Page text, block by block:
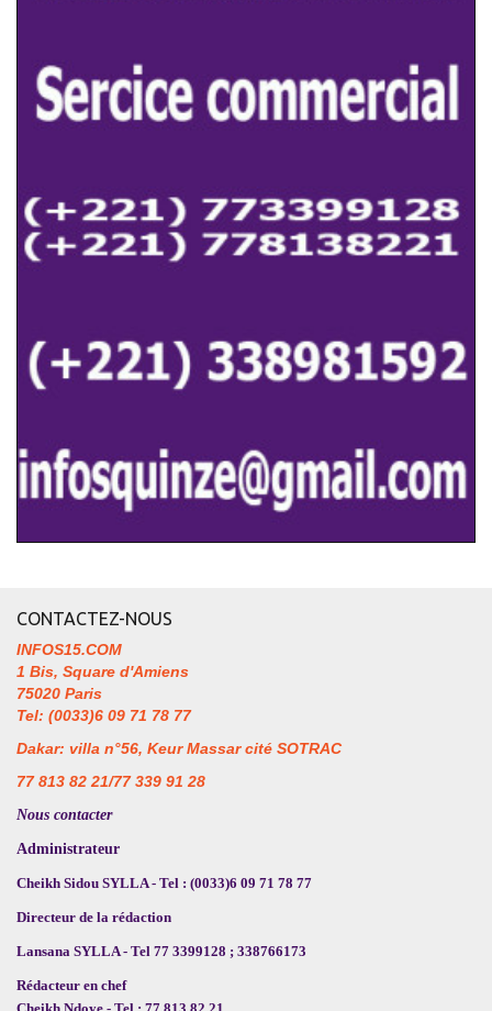
CONTACTEZ-NOUS
INFOS15.COM
1 Bis, Square d'Amiens
75020 Paris
Tel: (0033)6 09 71 78 77
Dakar: villa n°56, Keur Massar cité SOTRAC
77 813 82 21/77 339 91 28
Nous contacter
Administrateur
Cheikh Sidou SYLLA - Tel : (0033)6 09 71 78 77
Directeur de la rédaction
Lansana SYLLA - Tel 77 3399128 ; 338766173
Rédacteur en chef